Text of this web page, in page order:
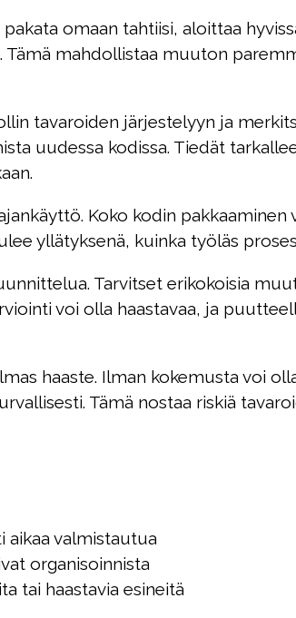
pakata omaan tahtiisi, aloittaa
mahdollistaa muuton
tavaroiden järjestelyyn ja
uudessa kodissa. Tiedät
Koko kodin
yllätyksenä, kuinka työläs
Tarvitset erikokoisia
voi olla haastavaa, ja
haaste. Ilman kokemusta voi
Tämä nostaa riskiä
aikaa valmistautua
organisoinnista
tai haastavia esineitä